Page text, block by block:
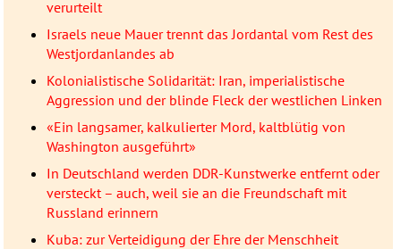
verurteilt
Israels neue Mauer trennt das Jordantal vom Rest des
Westjordanlandes ab
Kolonialistische Solidarität: Iran, imperialistische
Aggression und der blinde Fleck der westlichen Linken
«Ein langsamer, kalkulierter Mord, kaltblütig von
Washington ausgeführt»
In Deutschland werden DDR-Kunstwerke entfernt oder
versteckt – auch, weil sie an die Freundschaft mit
Russland erinnern
Kuba: zur Verteidigung der Ehre der Menschheit